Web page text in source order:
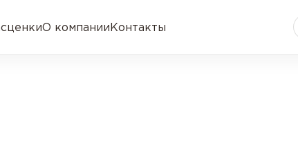
О компанииКонтакты